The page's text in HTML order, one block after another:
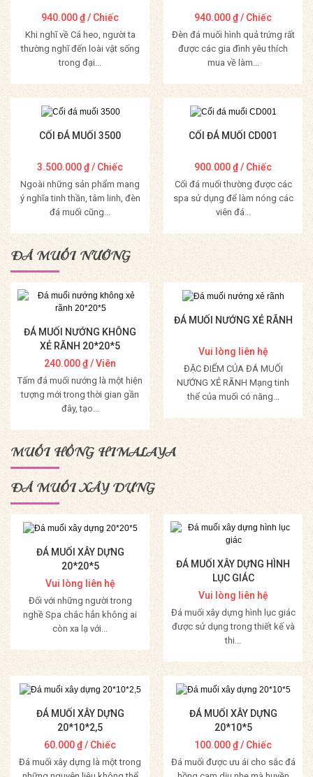
940.000₫/ Chiếc
Khi nghĩ về Cá heo, người ta
thường nghĩ đến loài vật sống
trong đại...
Mua Hàng
940.000₫/ Chiếc
Đèn đá muối hình quả trứng rất
được các gia đình yêu thích
mua về làm...
Mua Hàng
CỐI ĐÁ MUỐI 3500
3.500.000₫/ Chiếc
Ngoài những sản phẩm mang
ý nghĩa tinh thần, tâm linh, đèn
đá muối cũng...
Mua Hàng
CỐI ĐÁ MUỐI CD001
900.000₫/ Chiếc
Cối đá muối thường được các
spa sử dụng để làm nóng các
viên đá...
Mua Hàng
ĐÁ MUỐI NƯỚNG
ĐÁ MUỐI NƯỚNG KHÔNG
XẺ RÃNH 20*20*5
240.000₫/ Viên
Tấm đá muối nướng là một hiện
tượng mới trong thời gian gần
đây, tạo...
Mua Hàng
ĐÁ MUỐI NƯỚNG XẺ RÃNH
Vui lòng liên hệ
ĐẶC ĐIỂM CỦA ĐÁ MUỐI
NƯỚNG XẺ RÃNH Mạng tinh
thể của muối có năng...
Mua Hàng
MUỐI HỒNG HIMALAYA
ĐÁ MUỐI XÂY DỰNG
ĐÁ MUỐI XÂY DỰNG
20*20*5
Vui lòng liên hệ
Đối với những người trong
nghề Spa chắc hẳn không ai
còn xa lạ với...
Mua Hàng
ĐÁ MUỐI XÂY DỰNG HÌNH
LỤC GIÁC
Vui lòng liên hệ
Đá muối xây dựng hình lục giác
được sử dụng trong thiết kế và
thi...
Mua Hàng
ĐÁ MUỐI XÂY DỰNG
20*10*2,5
60.000₫/ Chiếc
Đá muối xây dựng là một trong
ĐÁ MUỐI XÂY DỰNG
20*10*5
100.000₫/ Chiếc
Đá muối được ưu ái cho sắc đá